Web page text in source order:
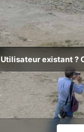
Utilisateur existant ?